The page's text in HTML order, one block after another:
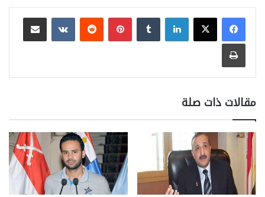
لينكدإن بينتيريست
مشاركة عبر البريد
طباعة
مقالات ذات صلة